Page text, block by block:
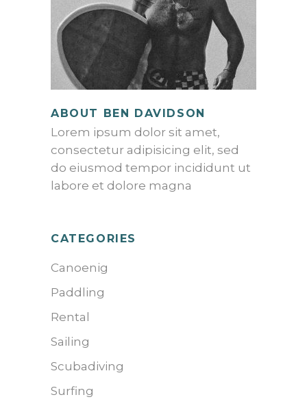
ABOUT BEN DAVIDSON
Lorem ipsum dolor sit amet,
consectetur adipisicing elit, sed
do eiusmod tempor incididunt ut
labore et dolore magna
CATEGORIES
Canoenig
Paddling
Rental
Sailing
Scubadiving
Surfing